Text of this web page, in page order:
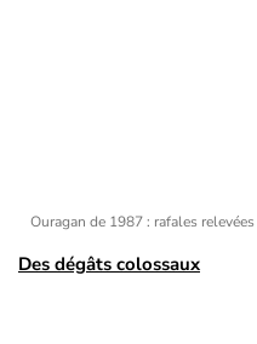
Ouragan de 1987 : rafales relevées
Des dégâts colossaux